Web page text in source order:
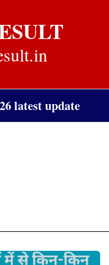
latest update